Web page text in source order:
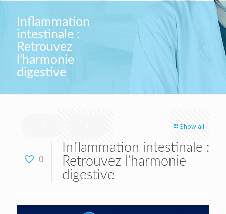
Inflammation
intestinale :
Retrouvez
l’harmonie
digestive
Show all
0
Inflammation intestinale :
Retrouvez l’harmonie
digestive